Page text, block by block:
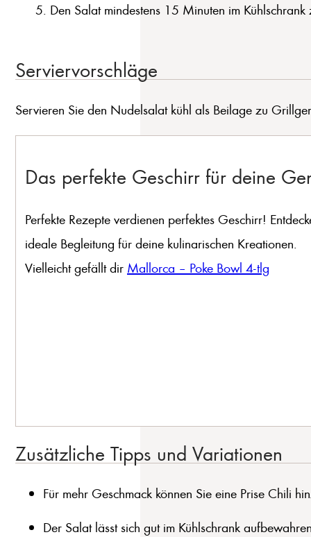
Den Salat mindestens 15 Minuten im
Serviervorschläge
Servieren Sie den Nudelsalat kühl als Beilage zu
Das perfekte Geschirr für deine
Perfekte Rezepte verdienen perfektes Geschirr!
ideale Begleitung für deine kulinarischen Kreationen.
Vielleicht gefällt dir Mallorca – Poke Bowl 4-tlg
Zusätzliche Tipps und Variationen
Für mehr Geschmack können Sie eine Prise Chili
Der Salat lässt sich gut im Kühlschrank